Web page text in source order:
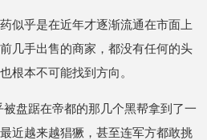
似乎是在近年才逐渐流通在市面上
几手出售的商家，都没有任何的头
根本不可能找到方向。
被盘踞在帝都的那几个黑帮拿到了一
近越来越猖獗，甚至连军方都敢挑